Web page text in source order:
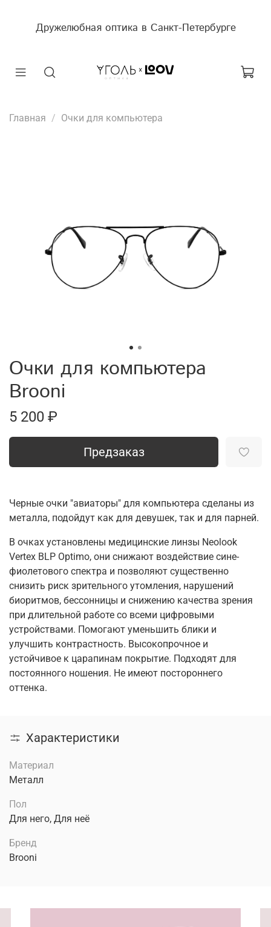
Дружелюбная оптика в Санкт-Петербурге
Главная Очки для компьютера
Очки для компьютера
Brooni
5 200 ₽
Предзаказ
Черные очки "авиаторы" для компьютера сделаны из
металла, подойдут как для девушек, так и для парней.
В очках установлены медицинские линзы Neolook
Vertex BLP Optimo, они снижают воздействие сине-
фиолетового спектра и позволяют существенно
снизить риск зрительного утомления, нарушений
биоритмов, бессонницы и снижению качества зрения
при длительной работе со всеми цифровыми
устройствами. Помогают уменьшить блики и
улучшить контрастность. Высокопрочное и
устойчивое к царапинам покрытие. Подходят для
постоянного ношения. Не имеют постороннего
оттенка.
Характеристики
Материал
Металл
Пол
Для него, Для неё
Бренд
Brooni